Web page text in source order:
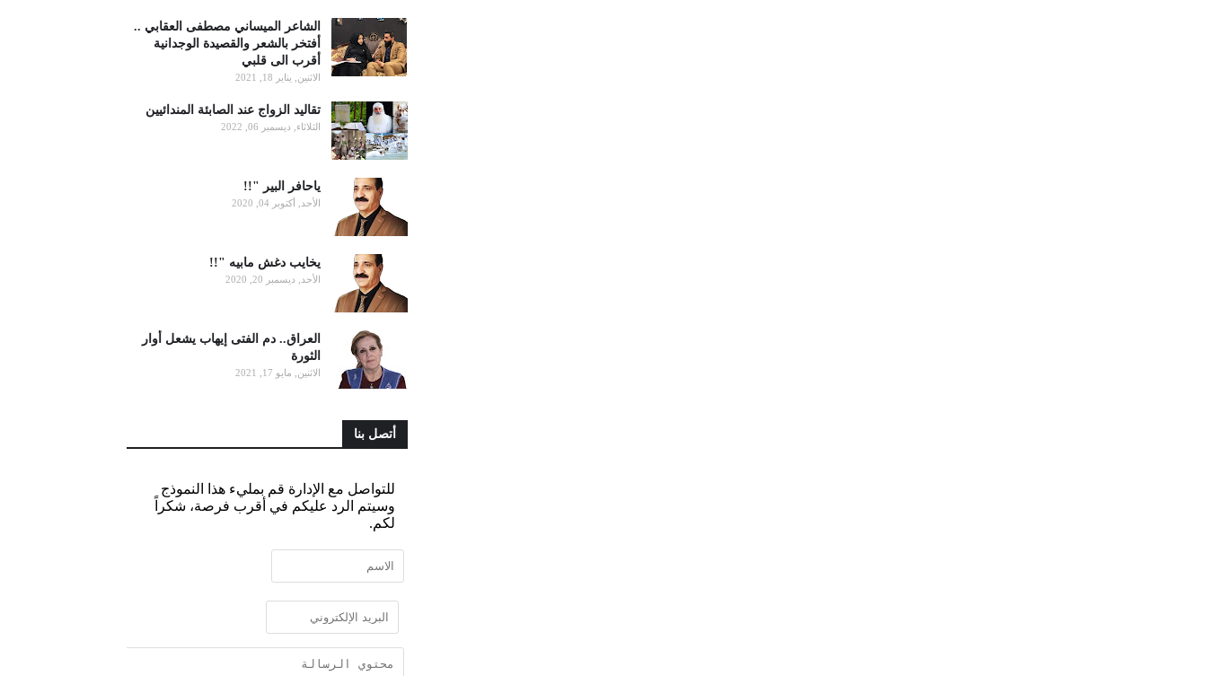
الشاعر الميساني مصطفى العقابي ..
أفتخر بالشعر والقصيدة الوجدانية
أقرب الى قلبي
الاثنين, يناير 18, 2021
تقاليد الزواج عند الصابئة المندائيين
الثلاثاء, ديسمبر 06, 2022
ياحافر البير "!!
الأحد, أكتوبر 04, 2020
يخايب دغش مابيه "!!
الأحد, ديسمبر 20, 2020
العراق.. دم الفتى إيهاب يشعل أوار
الثورة
الاثنين, مايو 17, 2021
أتصل بنا
للتواصل مع الإدارة قم بمليء هذا النموذج
وسيتم الرد عليكم في أقرب فرصة، شكراً
لكم.